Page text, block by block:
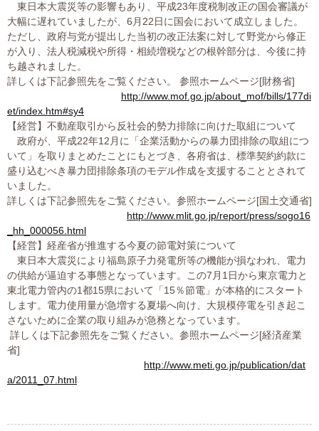
東日本大震災等の影響もあり、平成23年度税制改正の国会審議が
大幅に遅れていましたが、6月22日に国会において成立しました。
ただし、政府与党が提出した当初の改正法案に対して野党から修正
が入り、法人税減税や所得・相続増税などの根幹部分は、今後に持
ち越されました。
詳しくは下記参照先をご覧ください。 参照ホームページ[財務省]
http://www.mof.go.jp/about_mof/bills/177di
et/index.htm#sy4
【経営】不動産取引から反社会的勢力排除に向けた取組について
政府が、平成22年12月に「企業活動からの暴力団排除の取組につ
いて」を取りまとめたことにもとづき、各府省は、標準契約約款に
盛り込むべき暴力団排除条項のモデル作成を支援することとされて
いました。
詳しくは下記参照先をご覧ください。参照ホームページ[国土交通省]
http://www.mlit.go.jp/report/press/sogo16
_hh_000056.html
【経営】経産省が推進する今夏の節電対策について
東日本大震災により福島原子力発電所等の機能が損なわれ、電力
の供給が逼迫する事態となっています。この7月1日から東京電力と
東北電力管内の1都15県において「15％節電」が本格的にスタート
します。電力使用量が急増する夏場へ向け、大規模停電を引き起こ
さないために企業の取り組みが急務となっています。
詳しくは下記参照先をご覧ください。参照ホームページ[経済産業
省]
http://www.meti.go.jp/publication/dat
a/2011_07.html
よくあるご質問
新着情報
お問い合わせ
プライバシーポリシー
営業時間: 9：00～18：009：00～18：00